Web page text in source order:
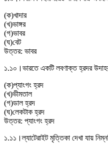
(ক)খাদার
(খ)ভাঙ্গর
(গ)ভাবর
(ঘ)বেট
উত্তর: ভাবর
১.১০। ভারতে একটি লবণাক্ত হ্রদর
(ক)প্যাংগং হ্রদ
(খ)ভীমতাল
(গ)ডাল হ্রদ
(ঘ)লেকটাক হ্রদ
উত্তর: প্যাংগং হ্রদ
১.১১।ল্যাটেরাইট মৃত্তিকা দেখা যায়